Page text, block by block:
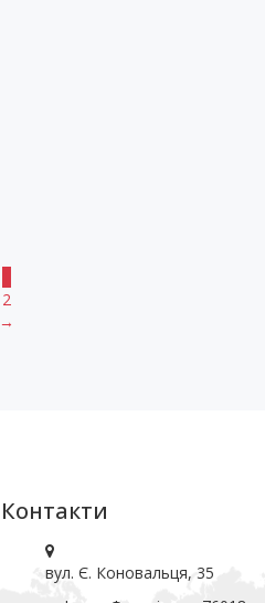
2
→
Контакти
вул. Є. Коновальця, 35